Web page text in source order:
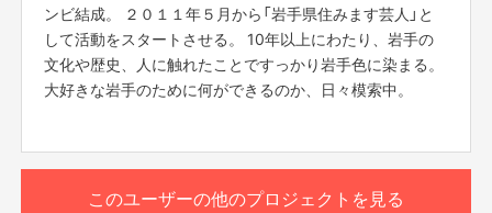
ンビ結成。 ２０１１年５月から「岩手県住みます芸人」と
して活動をスタートさせる。 10年以上にわたり、岩手の
文化や歴史、人に触れたことですっかり岩手色に染まる。
大好きな岩手のために何ができるのか、日々模索中。
このユーザーの他のプロジェクトを見る